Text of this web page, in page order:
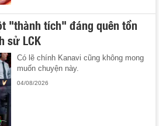
"thành tích" đáng quên tồn
sử LCK
Có lẽ chính Kanavi cũng không mong
muốn chuyện này.
04/08/2026